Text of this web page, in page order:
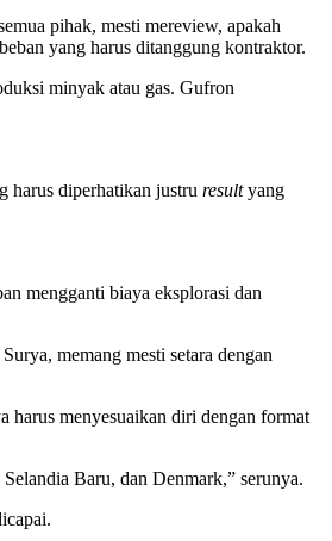
pihak, mesti mereview, apakah
yang harus ditanggung kontraktor.
minyak atau gas. Gufron
harus diperhatikan justru resultyang
mengganti biaya eksplorasi dan
memang mesti setara dengan
harus menyesuaikan diri dengan format
Baru, dan Denmark,” serunya.